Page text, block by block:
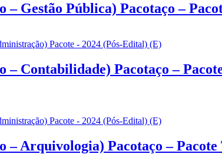
Gestão Pública) Pacotaço –
Contabilidade) Pacotaço –
Arquivologia) Pacotaço – Pacote